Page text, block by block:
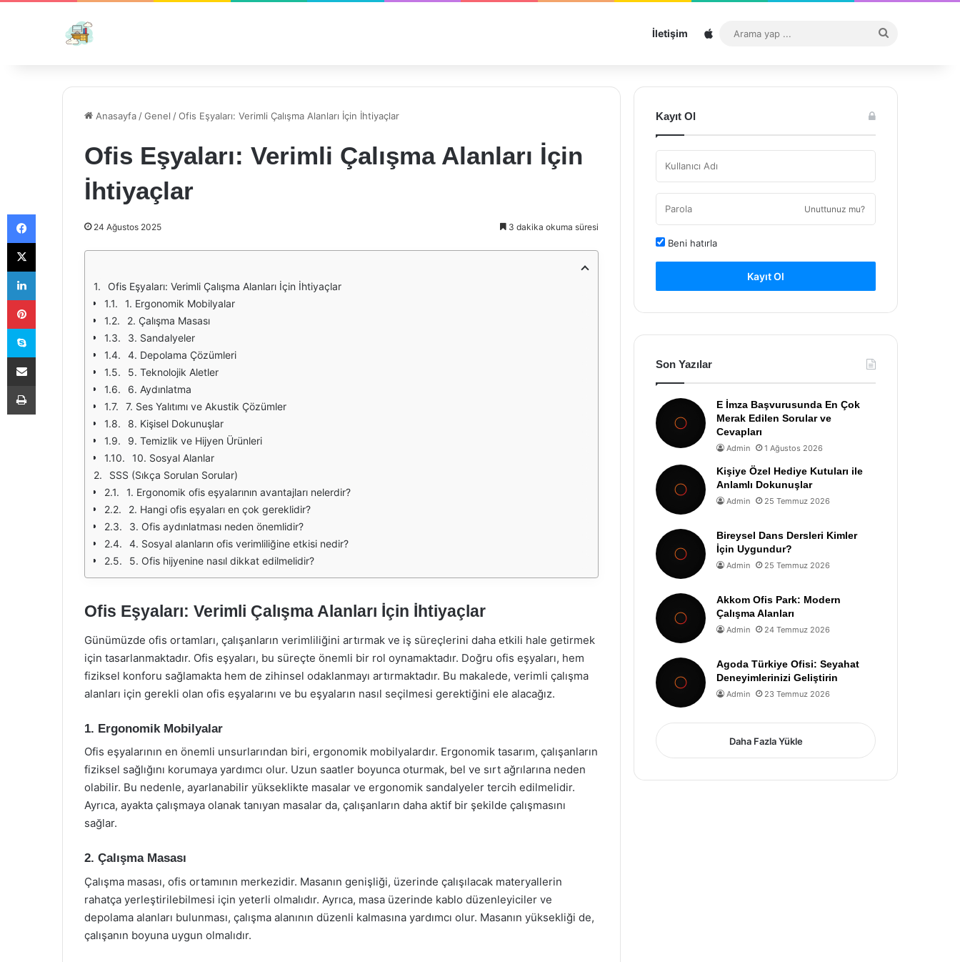
İletişim Sitemap
...
Anasayfa /Genel /Ofis Eşyaları: Verimli Çalışma Alanları İçin İhtiyaçlar
Ofis Eşyaları: Verimli Çalışma Alanları İçin
İhtiyaçlar
24 Ağustos 2025 3 dakika okuma süresi
Ofis Eşyaları: Verimli Çalışma Alanları İçin İhtiyaçlar
1. Ergonomik Mobilyalar
2. Çalışma Masası
3. Sandalyeler
4. Depolama Çözümleri
5. Teknolojik Aletler
6. Aydınlatma
7. Ses Yalıtımı ve Akustik Çözümler
8. Kişisel Dokunuşlar
9. Temizlik ve Hijyen Ürünleri
10. Sosyal Alanlar
SSS (Sıkça Sorulan Sorular)
1. Ergonomik ofis eşyalarının avantajları nelerdir?
2. Hangi ofis eşyaları en çok gereklidir?
3. Ofis aydınlatması neden önemlidir?
4. Sosyal alanların ofis verimliliğine etkisi nedir?
5. Ofis hijyenine nasıl dikkat edilmelidir?
Ofis Eşyaları: Verimli Çalışma Alanları İçin İhtiyaçlar
Günümüzde ofis ortamları, çalışanların verimliliğini artırmak ve iş süreçlerini daha etkili hale getirmek
için tasarlanmaktadır. Ofis eşyaları, bu süreçte önemli bir rol oynamaktadır. Doğru ofis eşyaları, hem
fiziksel konforu sağlamakta hem de zihinsel odaklanmayı artırmaktadır. Bu makalede, verimli çalışma
alanları için gerekli olan ofis eşyalarını ve bu eşyaların nasıl seçilmesi gerektiğini ele alacağız.
1. Ergonomik Mobilyalar
Ofis eşyalarının en önemli unsurlarından biri, ergonomik mobilyalardır. Ergonomik tasarım, çalışanların
fiziksel sağlığını korumaya yardımcı olur. Uzun saatler boyunca oturmak, bel ve sırt ağrılarına neden
olabilir. Bu nedenle, ayarlanabilir yükseklikte masalar ve ergonomik sandalyeler tercih edilmelidir.
Ayrıca, ayakta çalışmaya olanak tanıyan masalar da, çalışanların daha aktif bir şekilde çalışmasını
sağlar.
2. Çalışma Masası
Çalışma masası, ofis ortamının merkezidir. Masanın genişliği, üzerinde çalışılacak materyallerin
rahatça yerleştirilebilmesi için yeterli olmalıdır. Ayrıca, masa üzerinde kablo düzenleyiciler ve
depolama alanları bulunması, çalışma alanının düzenli kalmasına yardımcı olur. Masanın yüksekliği de,
çalışanın boyuna uygun olmalıdır.
Kayıt Ol
Unuttunuz mu?
Beni hatırla
Kayıt Ol
Son Yazılar
E İmza Başvurusunda En Çok
Merak Edilen Sorular ve
Cevapları
Admin 1 Ağustos 2026
Kişiye Özel Hediye Kutuları ile
Anlamlı Dokunuşlar
Admin 25 Temmuz 2026
Bireysel Dans Dersleri Kimler
İçin Uygundur?
Admin 25 Temmuz 2026
Akkom Ofis Park: Modern
Çalışma Alanları
Admin 24 Temmuz 2026
Agoda Türkiye Ofisi: Seyahat
Deneyimlerinizi Geliştirin
Admin 23 Temmuz 2026
Daha Fazla Yükle
Facebook
X
LinkedIn
Pinterest
Skype
E-Posta ile paylaş